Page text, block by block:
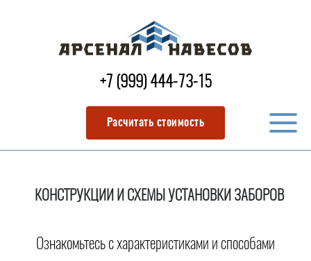
+7 (999) 444-73-15
Расчитать стоимость
КОНСТРУКЦИИ И СХЕМЫ УСТАНОВКИ ЗАБОРОВ
Ознакомьтесь с характеристиками и способами